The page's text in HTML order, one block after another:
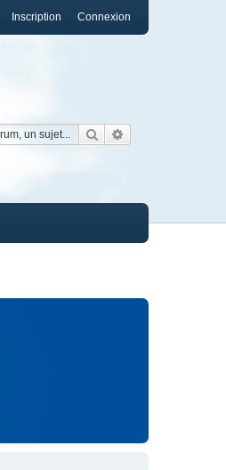
Connexion
Inscription
Rechercher